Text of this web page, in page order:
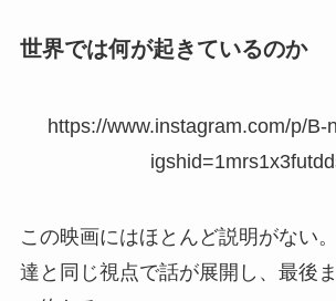
世界では何が起きているのか
https://www.instagram.com/p/B-
この映画にはほとんど説明がない
達と同じ視点で話が展開し、最後